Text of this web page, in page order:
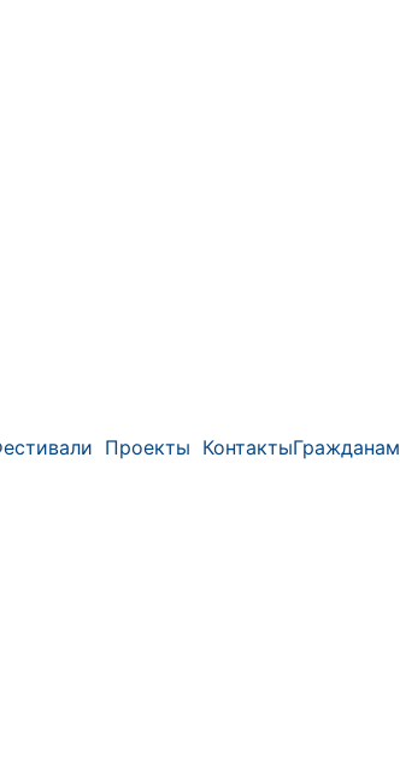
Проекты КонтактыГражданам